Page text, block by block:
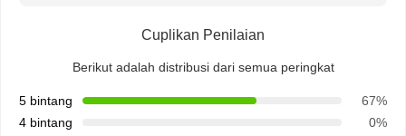
Cuplikan Penilaian
Berikut adalah distribusi dari semua peringkat
5 bintang
67%
4 bintang
0%